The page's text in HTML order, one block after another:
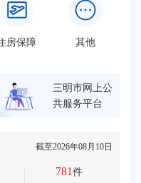
房保障 其他
三明市网上公
共服务平台
截至2026年08月10日
781件